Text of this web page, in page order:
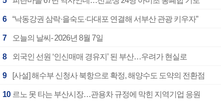
6 “낙동강권 삼락·을숙도·다대포 연결해 서부산 관광 키우자”
7 오늘의 날씨- 2026년 8월 7일
8 외국인 선원 ‘인신매매 경유지’ 된 부산…우려가 현실로
9 [사설] 해수부 신청사 북항으로 확정, 해양수도 도약의 전환점
10 르노 못 타는 부산시장…관용차 규정에 막힌 지역기업 응원